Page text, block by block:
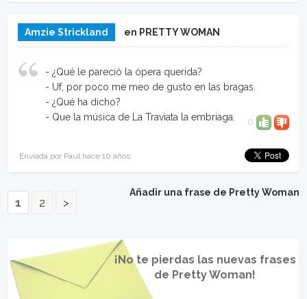
Amzie Strickland en PRETTY WOMAN
- ¿Qué le pareció la ópera querida?
- Uf, por poco me meo de gusto en las bragas.
- ¿Qué ha dicho?
- Que la música de La Traviata la embriaga.
0
Enviada por Paul hace 10 años
Añadir una frase de Pretty Woman
1 2 >
¡No te pierdas las nuevas frases
de Pretty Woman!